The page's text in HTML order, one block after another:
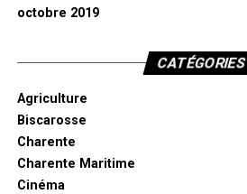
octobre 2019
CATÉGORIES
Agriculture
Biscarosse
Charente
Charente Maritime
Cinéma